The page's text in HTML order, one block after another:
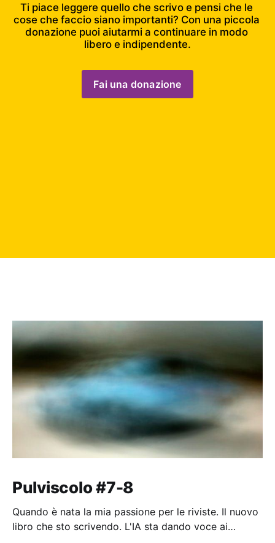
Ti piace leggere quello che scrivo e pensi che le
cose che faccio siano importanti? Con una piccola
donazione puoi aiutarmi a continuare in modo
libero e indipendente.
Fai una donazione
Pulviscolo #7-8
Quando è nata la mia passione per le riviste. Il nuovo
libro che sto scrivendo. L'IA sta dando voce ai